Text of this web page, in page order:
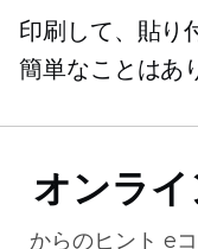
印刷して、貼り
簡単なことはあ
オンラ
からのヒント e